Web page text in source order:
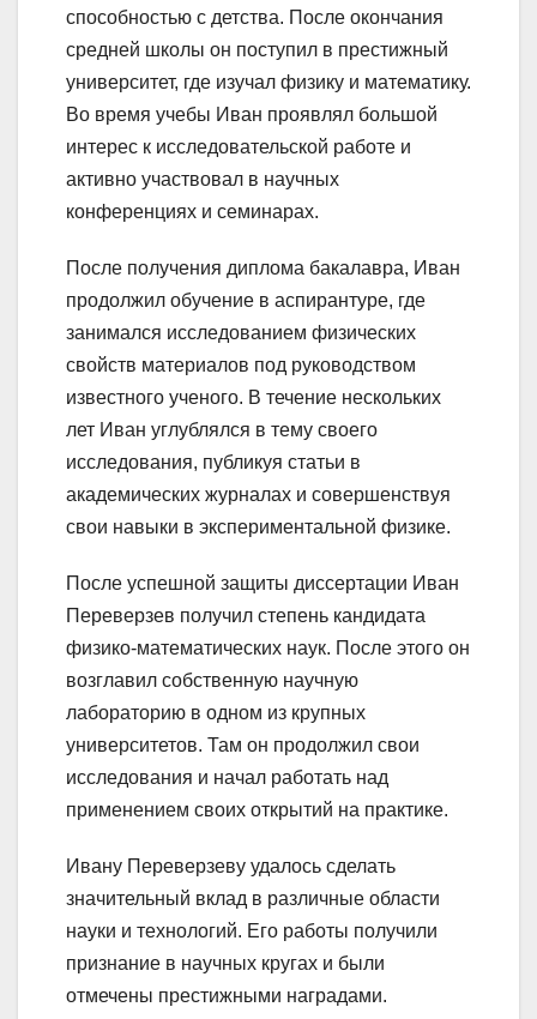
способностью с детства. После окончания
средней школы он поступил в престижный
университет, где изучал физику и математику.
Во время учебы Иван проявлял большой
интерес к исследовательской работе и
активно участвовал в научных
конференциях и семинарах.
После получения диплома бакалавра, Иван
продолжил обучение в аспирантуре, где
занимался исследованием физических
свойств материалов под руководством
известного ученого. В течение нескольких
лет Иван углублялся в тему своего
исследования, публикуя статьи в
академических журналах и совершенствуя
свои навыки в экспериментальной физике.
После успешной защиты диссертации Иван
Переверзев получил степень кандидата
физико-математических наук. После этого он
возглавил собственную научную
лабораторию в одном из крупных
университетов. Там он продолжил свои
исследования и начал работать над
применением своих открытий на практике.
Ивану Переверзеву удалось сделать
значительный вклад в различные области
науки и технологий. Его работы получили
признание в научных кругах и были
отмечены престижными наградами.